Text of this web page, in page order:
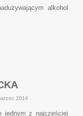
alkohol
2014
jednym z najczęściej